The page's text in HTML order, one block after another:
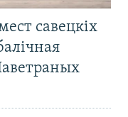
савецкіх